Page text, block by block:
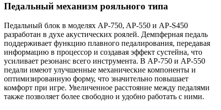
Педальный механизм рояльного типа
Педальный блок в моделях AP-750, AP-550 и AP-S450
разработан в духе акустических роялей. Демпферная педаль
поддерживает функцию плавного педалирования, передавая
информацию в процессор и создавая эффект сустейна, что
усиливает резонанс всего инструмента. В AP-750 и AP-550
педали имеют улучшенные механические компоненты и
оптимизированную форму, что значительно повышает
комфорт при игре. Увеличенное расстояние между педалями
также позволяет более свободно и удобно работать с ними.